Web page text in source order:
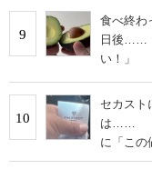
9
食べ終わ
日後……
い！」
10
セカスト
は…… 「
に「この